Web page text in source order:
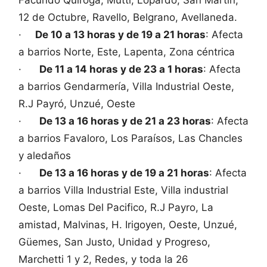
12 de Octubre, Ravello, Belgrano, Avellaneda.
·
De 10 a 13 horas y de 19 a 21 horas: Afecta
a barrios Norte, Este, Lapenta, Zona céntrica
· De 11 a 14 horas y de 23 a 1 horas: Afecta
a barrios Gendarmería, Villa Industrial Oeste,
R.J Payró, Unzué, Oeste
· De 13 a 16 horas y de 21 a 23 horas: Afecta
a barrios Favaloro, Los Paraísos, Las Chancles
y aledaños
· De 13 a 16 horas y de 19 a 21 horas: Afecta
a barrios Villa Industrial Este, Villa industrial
Oeste, Lomas Del Pacifico, R.J Payro, La
amistad, Malvinas, H. Irigoyen, Oeste, Unzué,
Güemes, San Justo, Unidad y Progreso,
Marchetti 1 y 2, Redes, y toda la 26